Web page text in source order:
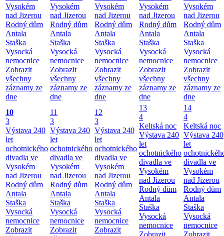
Vysokém
nad Jizerou
Rodný dům
Antala
Staška
Vysocká
nemocnice
Zobrazit
všechny
záznamy ze
dne
Vysokém
nad Jizerou
Rodný dům
Antala
Staška
Vysocká
nemocnice
Zobrazit
všechny
záznamy ze
dne
Vysokém
nad Jizerou
Rodný dům
Antala
Staška
Vysocká
nemocnice
Zobrazit
všechny
záznamy ze
dne
Vysokém
nad Jizerou
Rodný dům
Antala
Staška
Vysocká
nemocnice
Zobrazit
všechny
záznamy ze
dne
Vysokém
nad Jizerou
Rodný dům
Antala
Staška
Vysocká
nemocnice
Zobrazit
všechny
záznamy ze
dne
10
3
Výstava 240
let
ochotnického
divadla ve
Vysokém
nad Jizerou
Rodný dům
Antala
Staška
Vysocká
nemocnice
Zobrazit
11
3
Výstava 240
let
ochotnického
divadla ve
Vysokém
nad Jizerou
Rodný dům
Antala
Staška
Vysocká
nemocnice
Zobrazit
12
3
Výstava 240
let
ochotnického
divadla ve
Vysokém
nad Jizerou
Rodný dům
Antala
Staška
Vysocká
nemocnice
Zobrazit
13
4
Keltská noc
Výstava 240
let
ochotnického
divadla ve
Vysokém
nad Jizerou
Rodný dům
Antala
Staška
Vysocká
nemocnice
14
4
Keltská noc
Výstava 240
let
divadla ve
Vysokém
nad Jizerou
Rodný dům
Antala
Staška
Vysocká
nemocnice